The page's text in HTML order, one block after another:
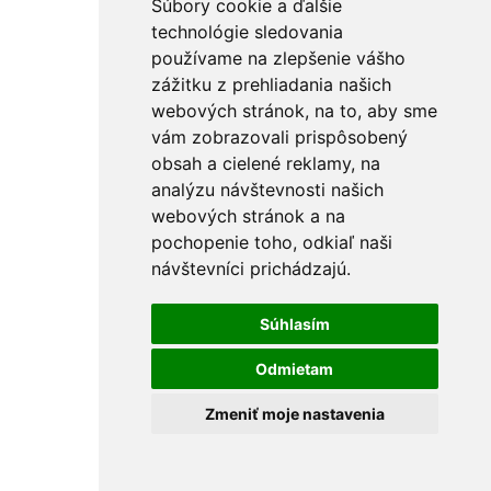
Súbory cookie a ďalšie
technológie sledovania
používame na zlepšenie vášho
zážitku z prehliadania našich
webových stránok, na to, aby sme
vám zobrazovali prispôsobený
obsah a cielené reklamy, na
analýzu návštevnosti našich
webových stránok a na
pochopenie toho, odkiaľ naši
návštevníci prichádzajú.
Súhlasím
Odmietam
Zmeniť moje nastavenia
Ostatné
PU peny a tmely
Vedrá
Špachtle a hladítka
Držiaky na brúsne mriežky
Pištole na PU penu
Vytlačovacie lisy
Krížiky a kliny
Rebríky a vozíky
FÚRIKY
Skrutkovače a hroty
Nástrčné kľúče
Držiaky hrotov
L-kľúče
Sady skrutkovačov a hrotov
Hroty KITO Gripp
Sady hrotov
Špecialne hroty
Hroty KITO Smart
Hroty KITO Shark
Sekáče a priebojníky